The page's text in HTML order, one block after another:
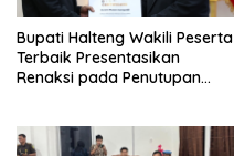
Bupati Halteng Wakili Peserta
Terbaik Presentasikan
Renaksi pada Penutupan